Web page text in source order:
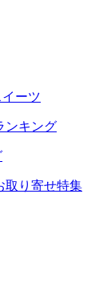
ーツ
ンキング
取り寄せ特集